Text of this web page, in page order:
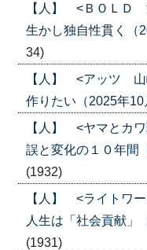
【人】 <ＢＯＬＤ
生かし独自性貫く（
34)
【人】 <アッツ 山
作りたい（2025年
【人】 <ヤマとカ
誤と変化の１０年間
(1932)
【人】 <ライトワ
人生は「社会貢献」
(1931)